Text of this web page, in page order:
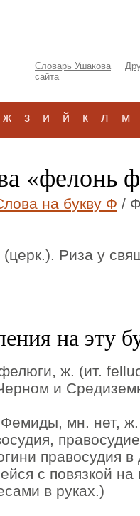
Словарь Ушакова
сайта
ж з и й к л м
«фелонь
на букву Ф /
Риза у
на эту
ж. (ит.
и
мн. нет, ж.
правосудия
с повязкой на
в руках.)